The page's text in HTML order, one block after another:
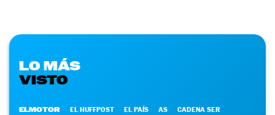
LO MÁS
VISTO
ELMOTOR EL HUFFPOST EL PAÍS AS CADENA SER